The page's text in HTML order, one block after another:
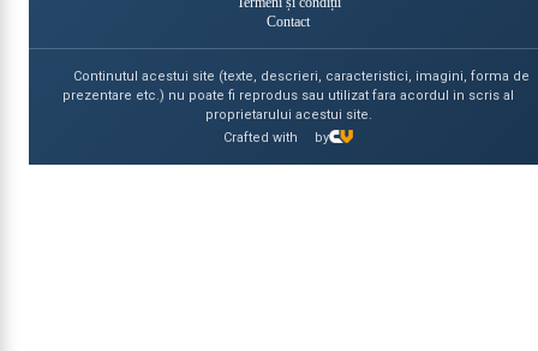
Contact
Continutul acestui site (texte, descrieri, caracteristici, imagini, forma de
prezentare etc.) nu poate fi reprodus sau utilizat fara acordul in scris al
proprietarului acestui site.
Crafted with
by